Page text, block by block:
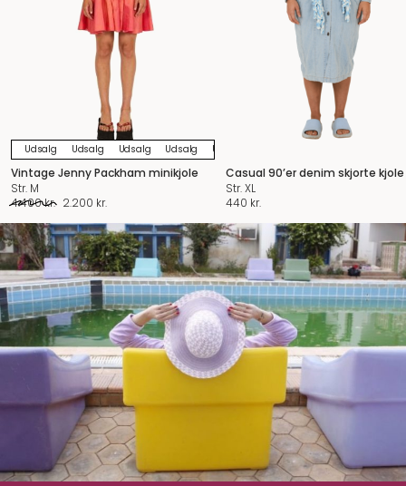
Udsalg Udsalg Udsalg Udsalg Udsalg
Vintage Jenny Packham minikjole
Str. M
4.400kr. Original
was:
4.400 kr..
2.200 kr.
is:
2.200 kr..
Casual 90’er denim skjorte kjole
Str. XL
440 kr.